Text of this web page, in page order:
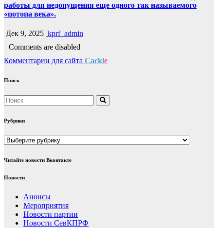
работы для недопущения еще одного так называемого
«потопа века».
Дек 9, 2025 kprf_admin
Comments are disabled
Комментарии для сайта Cackle
Поиск
Рубрики
Рубрики
Читайте новости Вконтакте
Новости
Анонсы
Мероприятия
Новости партии
Новости СевКПРФ